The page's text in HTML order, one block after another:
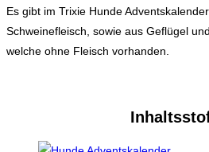
Es gibt im Trixie Hunde
Schweinefleisch, sowie aus Geflügel
welche ohne Fleisch vorhanden.